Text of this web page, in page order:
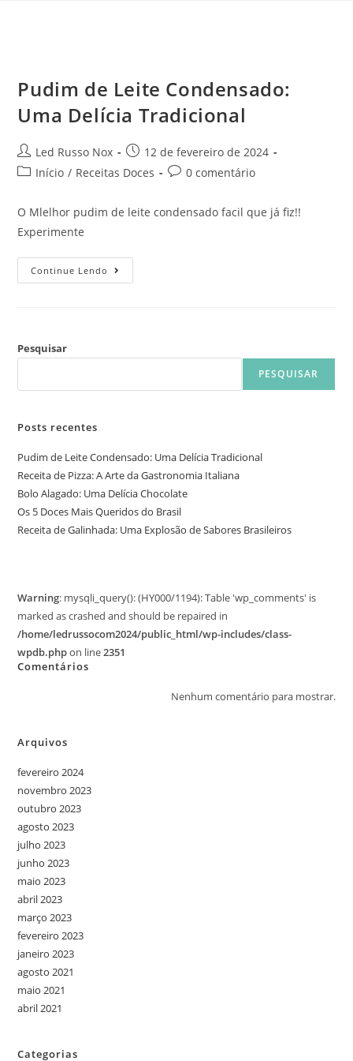
Pudim de Leite Condensado:
Uma Delícia Tradicional
Led Russo Nox
12 de fevereiro de 2024
Início / Receitas Doces 0 comentário
O Mlelhor pudim de leite condensado facil que já fiz!!
Experimente
Continue Lendo
Pesquisar
PESQUISAR
Posts recentes
Pudim de Leite Condensado: Uma Delícia Tradicional
Receita de Pizza: A Arte da Gastronomia Italiana
Bolo Alagado: Uma Delícia Chocolate
Os 5 Doces Mais Queridos do Brasil
Receita de Galinhada: Uma Explosão de Sabores Brasileiros
Warning: mysqli_query(): (HY000/1194): Table 'wp_comments' is
marked as crashed and should be repaired in
/home/ledrussocom2024/public_html/wp-includes/class-
wpdb.phpon line2351
Comentários
Nenhum comentário para mostrar.
Arquivos
fevereiro 2024
novembro 2023
outubro 2023
agosto 2023
julho 2023
junho 2023
maio 2023
abril 2023
março 2023
fevereiro 2023
janeiro 2023
agosto 2021
maio 2021
abril 2021
Categorias